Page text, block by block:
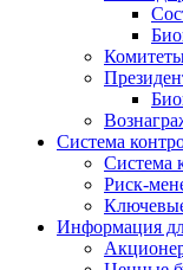
Система
Система
Риск-
Информация